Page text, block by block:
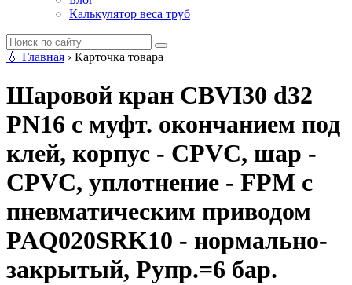
Калькулятор веса труб
💧 Главная › Карточка товара
Шаровой кран CBVI30 d32
PN16 с муфт. окончанием под
клей, корпус - CPVC, шар -
CPVC, уплотнение - FPM с
пневматическим приводом
PAQ020SRK10 - нормально-
закрытый, Рупр.=6 бар.